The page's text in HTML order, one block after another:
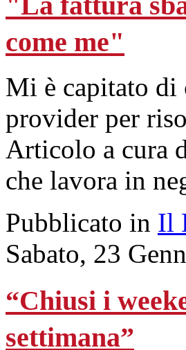
come me"
Mi è capitato
provider per
Articolo a cura
che lavora in
Pubblicato in Il
Sabato, 23
“Chiusi i
settimana”